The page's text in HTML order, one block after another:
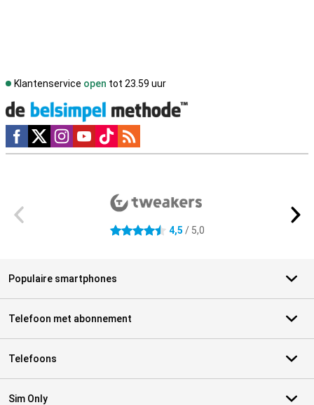
Klantenservice open tot 23.59 uur
Social media
4.5 sterren 4,5 / 5,0
Populaire smartphones
Telefoon met abonnement
Telefoons
Sim Only